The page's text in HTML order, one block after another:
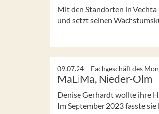
Mit den Standorten in
und setzt seinen
09.07.24 – Fachgeschäft des
MaLiMa, Nieder-Olm
Denise Gerhardt wollte ihre
Im September 2023 fasste